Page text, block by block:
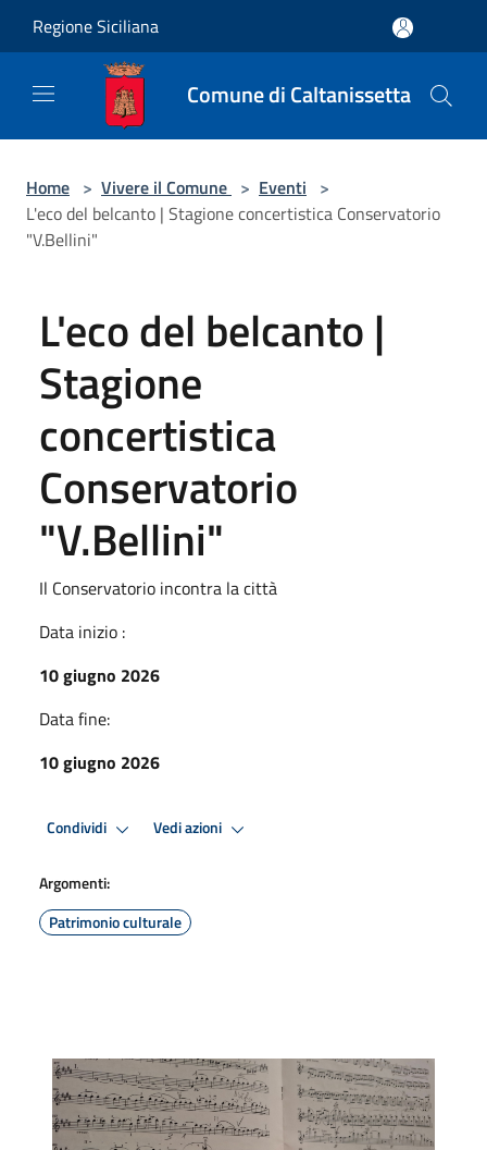
Regione Siciliana
Comune di Caltanissetta
Home > Vivere il Comune > Eventi >
L'eco del belcanto | Stagione concertistica Conservatorio
"V.Bellini"
L'eco del belcanto |
Stagione
concertistica
Conservatorio
"V.Bellini"
Il Conservatorio incontra la città
Data inizio :
10 giugno 2026
Data fine:
10 giugno 2026
Condividi Vedi azioni
Argomenti:
Patrimonio culturale